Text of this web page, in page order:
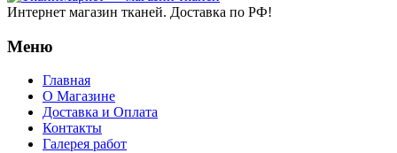
Интернет магазин тканей. Доставка по РФ!
Меню
Главная
О Магазине
Доставка и Оплата
Контакты
Галерея работ